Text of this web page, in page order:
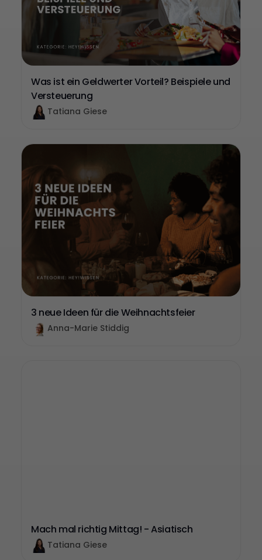
Was ist ein Geldwerter Vorteil? Beispiele und
Versteuerung
Tatiana Giese
3 neue Ideen für die Weihnachtsfeier
Anna-Marie Stiddig
Mach mal richtig Mittag! - Asiatisch
Tatiana Giese